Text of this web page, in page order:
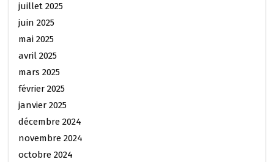
juillet 2025
juin 2025
mai 2025
avril 2025
mars 2025
février 2025
janvier 2025
décembre 2024
novembre 2024
octobre 2024